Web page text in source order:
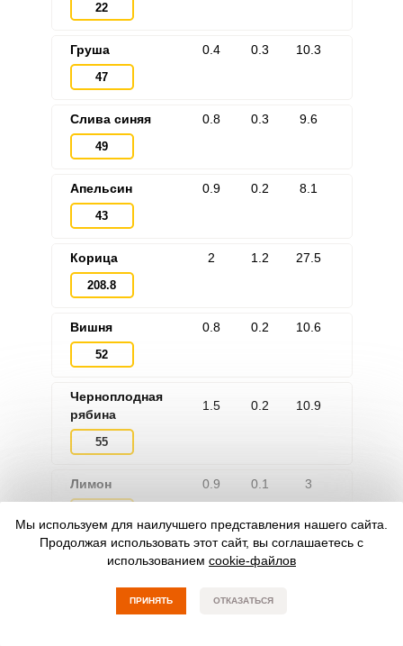
22
Груша
47
0.4 0.3 10.3
Слива синяя
49
0.8 0.3 9.6
Апельсин
43
0.9 0.2 8.1
Корица
208.8
2 1.2 27.5
Вишня
52
0.8 0.2 10.6
Черноплодная
рябина
55
1.5 0.2 10.9
Лимон 0.9 0.1 3
Быстрый фильтр
Компот из ежевики без стерилизации на зиму
Мы используем для наилучшего представления нашего сайта.
Продолжая использовать этот сайт, вы соглашаетесь с
использованием cookie-файлов
ПРИНЯТЬ ОТКАЗАТЬСЯ